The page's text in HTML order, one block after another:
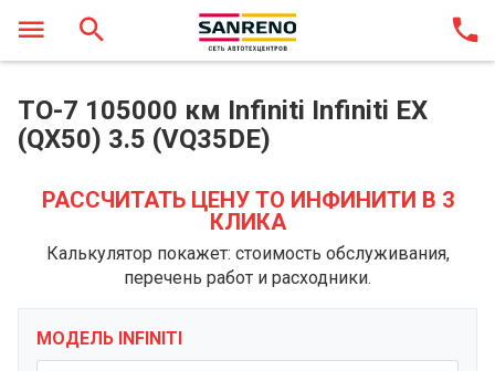
ТО-7 105000 км Infiniti Infiniti EX
(QX50) 3.5 (VQ35DE)
РАССЧИТАТЬ ЦЕНУ ТО ИНФИНИТИ В 3
КЛИКА
Калькулятор покажет: стоимость обслуживания,
перечень работ и расходники.
МОДЕЛЬ INFINITI